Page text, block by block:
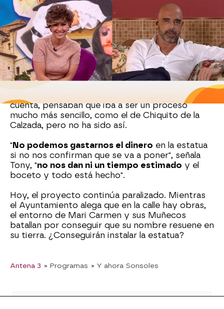
Según nos contó, elAyuntamiento de Cuenca
prometió instalar unaestatua de la humorista
en su honor, algo que nunca llegó a producirse.
Desde entonces, su hijo encabeza la lucha por
conseguir el monumento homenaje a Mari
Carmen y sus Muñecos.
Junto a su hijo, la lucha por la estatua avanza de
la mano de
Asociación de Humorismo Español. Según nos
cuenta, pensaban que iba a ser un proceso
mucho más sencillo, como el de Chiquito de la
Calzada, pero no ha sido así.
" No podemos gastarnos el dinero en la estatua
si no nos confirman que se va a poner", señala
Tony, "no nos dan ni un tiempo estimado y el
boceto y todo está hecho".
Hoy, el proyecto continúa paralizado. Mientras
el Ayuntamiento alega que en la calle hay obras,
el entorno de Mari Carmen y sus Muñecos
batallan por conseguir que su nombre resuene en
su tierra. ¿Conseguirán instalar la estatua?
Antena 3 » Programas » Y ahora Sonsoles